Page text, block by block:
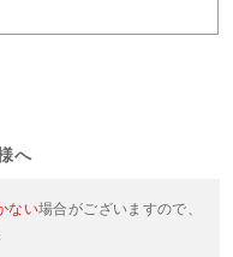
へ
ない場合がございますので、